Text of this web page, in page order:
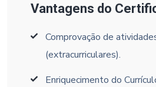
Vantagens do
Comprovação de
(extracurriculares).
Enriquecimento do